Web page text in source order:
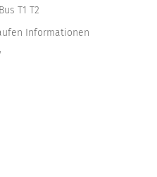
T1 T2
Informationen